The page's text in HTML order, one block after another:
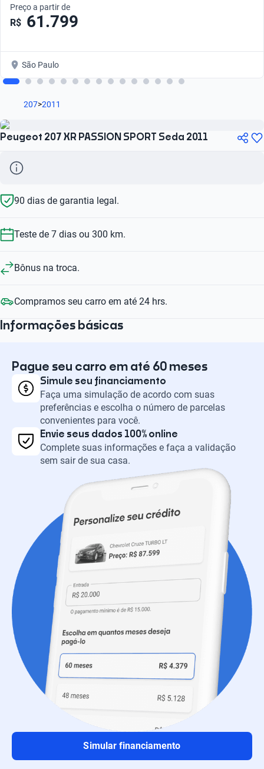
Preço a partir de
R$ 61.799
São Paulo
207>2011
Peugeot 207 XR PASSION SPORT Seda 2011
90 dias de garantia legal.
Teste de 7 dias ou 300 km.
Bônus na troca.
Compramos seu carro em até 24 hrs.
Informações básicas
Pague seu carro em até 60 meses
Simule seu financiamento
Faça uma simulação de acordo com suas
preferências e escolha o número de parcelas
convenientes para você.
Envie seus dados 100% online
Complete suas informações e faça a validação
sem sair de sua casa.
Simular financiamento